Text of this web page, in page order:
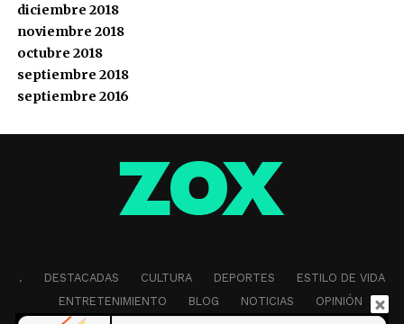
diciembre 2018
noviembre 2018
octubre 2018
septiembre 2018
septiembre 2016
. DESTACADAS CULTURA DEPORTES
ESTILO DE VIDA
ENTRETENIMIENTO
BLOG NOTICIAS
OPINIÓN